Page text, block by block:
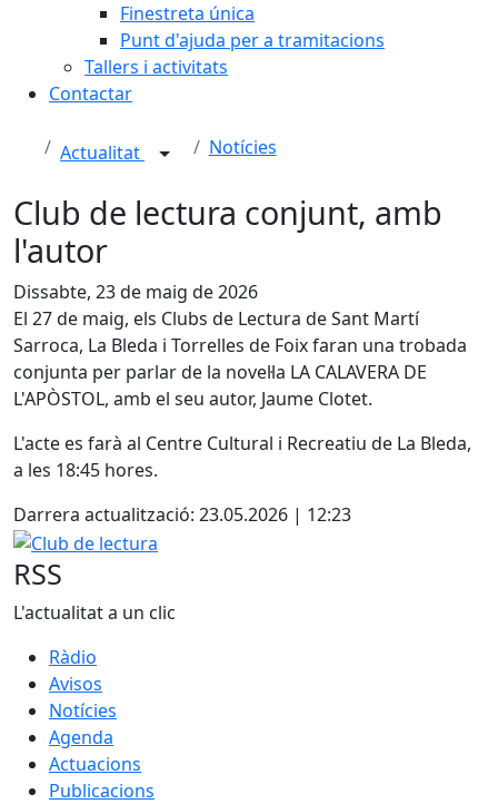
Finestreta única
Punt d'ajuda per a tramitacions
Tallers i activitats
Contactar
Actualitat Notícies
Club de lectura conjunt, amb
l'autor
Dissabte, 23 de maig de 2026
El 27 de maig, els Clubs de Lectura de Sant Martí
Sarroca, La Bleda i Torrelles de Foix faran una trobada
conjunta per parlar de la novel·la LA CALAVERA DE
L'APÒSTOL, amb el seu autor, Jaume Clotet.
L'acte es farà al Centre Cultural i Recreatiu de La Bleda,
a les 18:45 hores.
Darrera actualització: 23.05.2026 | 12:23
Club de lectura
RSS
L'actualitat a un clic
Ràdio
Avisos
Notícies
Agenda
Actuacions
Publicacions